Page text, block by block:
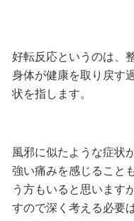
好転反応というのは、
身体が健康を取り戻す
状を指します。
風邪に似たような症状
強い痛みを感じること
う方もいると思います
すので深く考える必要